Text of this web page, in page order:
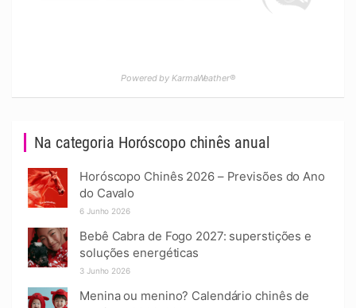
Na categoria Horóscopo chinês anual
Horóscopo Chinês 2026 – Previsões do Ano
do Cavalo
6 Junho 2026
Bebê Cabra de Fogo 2027: superstições e
soluções energéticas
3 Junho 2026
Menina ou menino? Calendário chinês de
Powered by KarmaWeather®